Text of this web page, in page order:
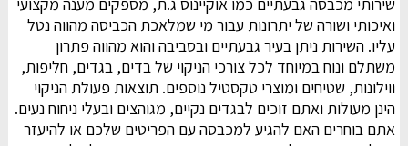
ואיכותי ושורה של יתרונות עבור מי שמלאכת הכביסה מהווה נטל
עליו. השירות ניתן בעיר גבעתיים ובסביבה והוא מהווה פתרון
משתלם ונוח במיוחד לכל צורכי הניקוי של בדים, בגדים, חליפות,
ווילונות, שטיחים ומוצרי טקסטיל נוספים. תוצאות פעולת הניקוי
הינן מעולות ואתם זוכים לבגדים נקיים, מגוהצים ובעלי ניחוח נעים.
אתם בוחרים האם להגיע למכבסה עם הפריטים שלכם או להיעזר